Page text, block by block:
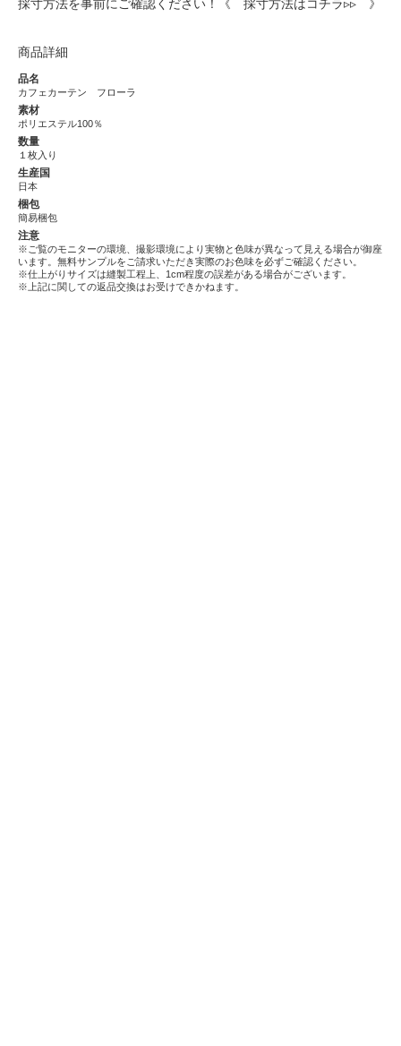
採寸方法を事前にご確認ください！ 《 採寸方法はコチラ▹▹ 》
商品詳細
品名
カフェカーテン フローラ
素材
ポリエステル100％
数量
１枚入り
生産国
日本
梱包
簡易梱包
注意
※ご覧のモニターの環境、撮影環境により実物と色味が異なって見える場合が御座
います。無料サンプルをご請求いただき実際のお色味を必ずご確認ください。
※仕上がりサイズは縫製工程上、1cm程度の誤差がある場合がございます。
※上記に関しての返品交換はお受けできかねます。